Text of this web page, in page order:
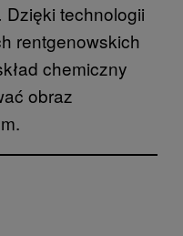
. Dzięki technologii
rentgenowskich
chemiczny
obraz